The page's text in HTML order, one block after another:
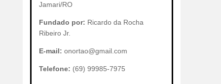
Jamari/RO
Fundado por: Ricardo da Rocha
Ribeiro Jr.
E-mail: onortao@gmail.com
Telefone: (69) 99985-7975